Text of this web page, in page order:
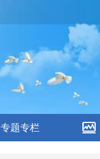
专题专栏